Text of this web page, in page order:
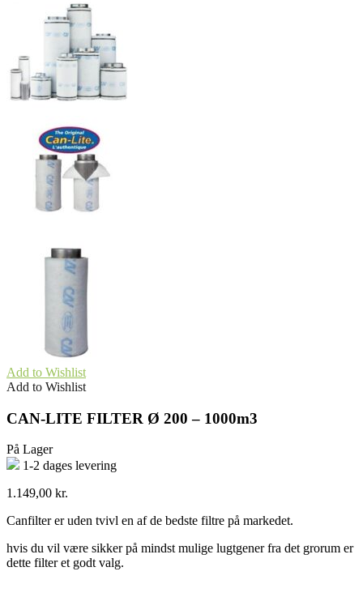
Add to Wishlist
Add to Wishlist
CAN-LITE FILTER Ø 200 – 1000m3
På Lager
1-2 dages levering
1.149,00 kr.
Canfilter er uden tvivl en af de bedste filtre på markedet.
hvis du vil være sikker på mindst mulige lugtgener fra det grorum er
dette filter et godt valg.